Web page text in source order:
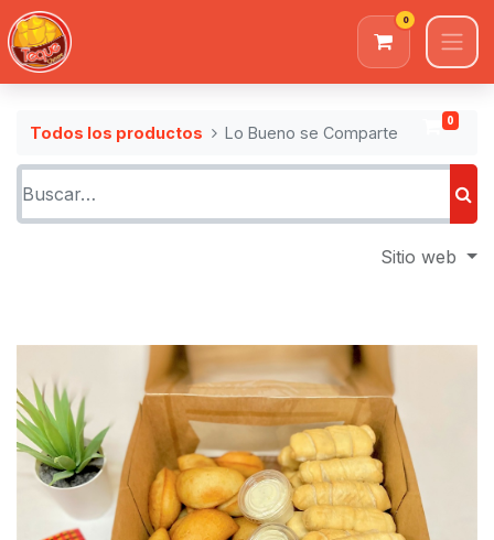
0
0
Todos los productos Lo Bueno se Comparte
Sitio web